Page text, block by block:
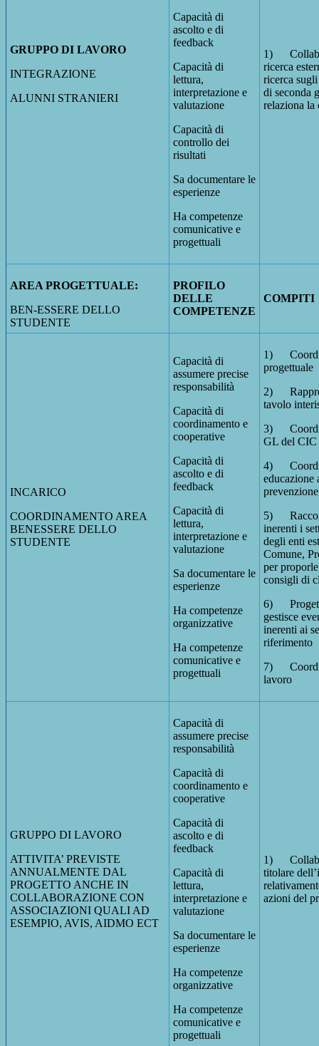
GRUPPO DI LAVORO
INTEGRAZIONE
ALUNNI STRANIERI
Capacità di
ascolto e di
feedback
Capacità di
lettura,
interpretazione e
valutazione
Capacità di
controllo dei
risultati
Sa documentare le
esperienze
Ha competenze
comunicative e
progettuali
1)
ricerca
ricerca
di seconda
relaziona la
AREA PROGETTUALE:
BEN-ESSERE DELLO
STUDENTE
PROFILO
DELLE
COMPETENZE
COMPITI
INCARICO
COORDINAMENTO AREA
BENESSERE DELLO
STUDENTE
Capacità di
assumere precise
responsabilità
Capacità di
coordinamento e
cooperative
Capacità di
ascolto e di
feedback
Capacità di
lettura,
interpretazione e
valutazione
Sa documentare le
esperienze
Ha competenze
organizzative
Ha competenze
comunicative e
progettuali
1)
progettuale
2)
tavolo
3)
GL del CIC
4)
educazione
prevenzione
5)
inerenti i
degli enti
Comune,
per
consigli di
6)
gestisce
inerenti ai
riferimento
7)
lavoro
GRUPPO DI LAVORO
ATTIVITA’ PREVISTE
ANNUALMENTE DAL
PROGETTO ANCHE IN
COLLABORAZIONE CON
ASSOCIAZIONI QUALI AD
ESEMPIO, AVIS, AIDMO ECT
Capacità di
assumere precise
responsabilità
Capacità di
coordinamento e
cooperative
Capacità di
ascolto e di
feedback
Capacità di
lettura,
interpretazione e
valutazione
Sa documentare le
esperienze
Ha competenze
organizzative
Ha competenze
comunicative e
progettuali
1)
titolare
azioni del